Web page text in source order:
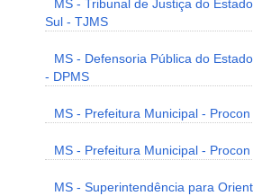
MS - Tribunal de Justiça do
Sul - TJMS
MS - Defensoria Pública do
- DPMS
MS - Prefeitura Municipal -
MS - Prefeitura Municipal -
MS - Superintendência para